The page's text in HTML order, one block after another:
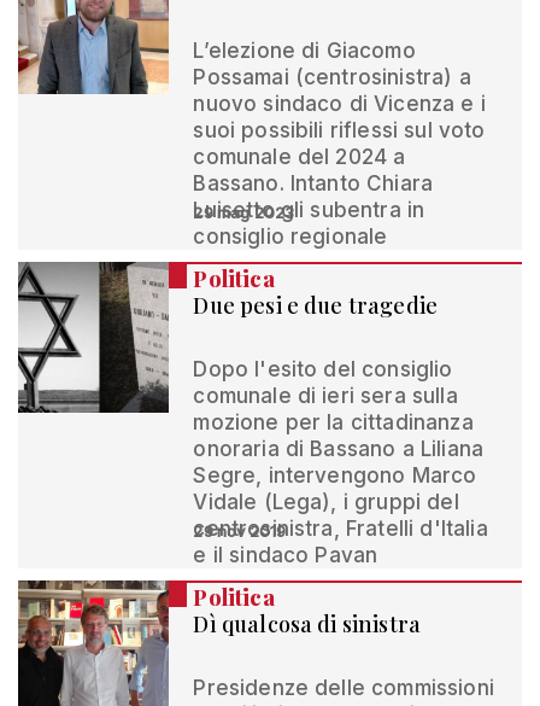
L’elezione di Giacomo
Possamai (centrosinistra) a
nuovo sindaco di Vicenza e i
suoi possibili riflessi sul voto
comunale del 2024 a
Bassano. Intanto Chiara
Luisetto gli subentra in
consiglio regionale
29 mag 2023
Politica
Due pesi e due tragedie
Dopo l'esito del consiglio
comunale di ieri sera sulla
mozione per la cittadinanza
onoraria di Bassano a Liliana
Segre, intervengono Marco
Vidale (Lega), i gruppi del
centrosinistra, Fratelli d'Italia
e il sindaco Pavan
29 nov 2019
Politica
Dì qualcosa di sinistra
Presidenze delle commissioni